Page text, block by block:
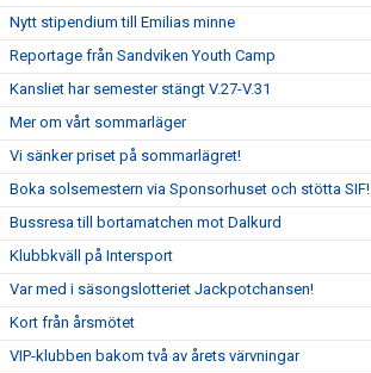
Nytt stipendium till Emilias minne
Reportage från Sandviken Youth Camp
Kansliet har semester stängt V.27-V.31
Mer om vårt sommarläger
Vi sänker priset på sommarlägret!
Boka solsemestern via Sponsorhuset och stötta SIF!
Bussresa till bortamatchen mot Dalkurd
Klubbkväll på Intersport
Var med i säsongslotteriet Jackpotchansen!
Kort från årsmötet
VIP-klubben bakom två av årets värvningar